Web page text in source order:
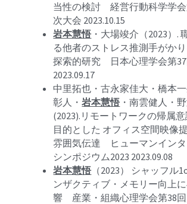
当性の検討　経営行動科学学
次大会 2023.10.15
岩本慧悟・ 大場竣介 （2023）.
る他者のストレス推測手がか
探索的研究　日本心理学会第
2023.09.17
中里拓也・古永家佳大・橋本
彰人・岩本慧悟・南雲健人・
(2023).リモートワークの帰属
目的とした オフィス空間映像
雰囲気伝達　ヒューマンイン
シンポジウム2023 2023.09.08
岩本慧悟（2023） シャッフル
ンザクティブ・メモリー向上
響　産業・組織心理学会第38